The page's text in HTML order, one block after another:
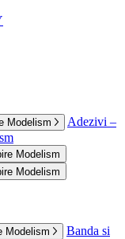
Modelism
Adezivi –
Modelism
Modelism
Modelism
Banda si